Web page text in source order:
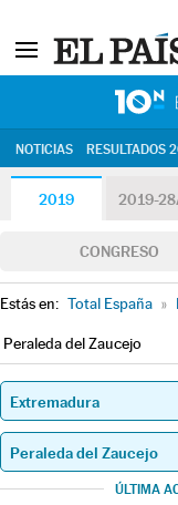
NOTICIAS RESULTADOS
2019 2019-
CONGRESO
Estás en: Total España »
Peraleda del Zaucejo
ÚLTIMA